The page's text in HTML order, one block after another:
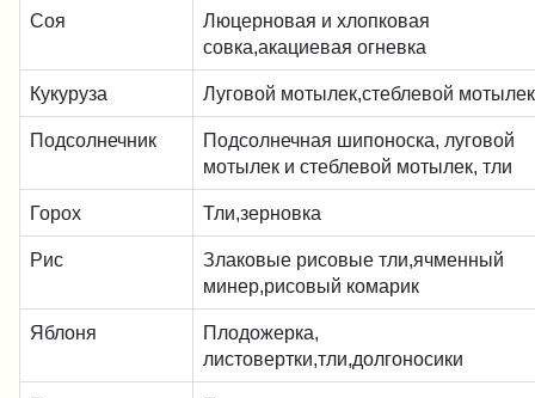
Соя
Люцерновая и хлопковая
совка,акациевая огневка
Кукуруза Луговой мотылек,стеблевой
Подсолнечник
Подсолнечная шипоноска, луговой
мотылек и стеблевой мотылек, тли
Горох Тли,зерновка
Рис
Злаковые рисовые тли,ячменный
минер,рисовый комарик
Яблоня
Плодожерка,
листовертки,тли,долгоносики